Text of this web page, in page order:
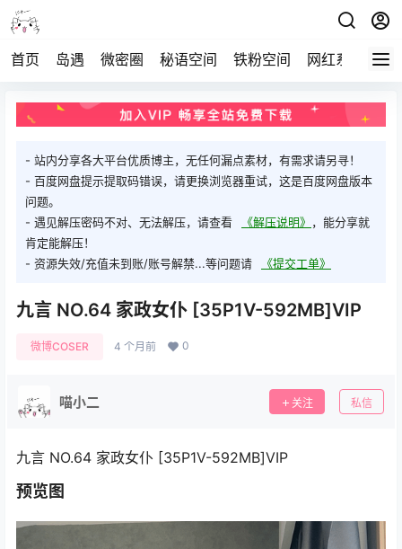
首页 岛遇 微密圈 秘语空间 铁粉空间 网红系列 打
- 站内分享各大平台优质博主，无任何漏点素材，有需求请另寻！
- 百度网盘提示提取码错误，请更换浏览器重试，这是百度网盘版本
问题。
- 遇见解压密码不对、无法解压，请查看
《解压说明》 ，能分享就
肯定能解压！
- 资源失效/充值未到账/账号解禁...等问题请
《提交工单》
九言 NO.64 家政女仆 [35P1V-592MB]VIP
微博COSER 4 个月前 0
喵小二 关注 私信
九言 NO.64 家政女仆 [35P1V-592MB]VIP
预览图